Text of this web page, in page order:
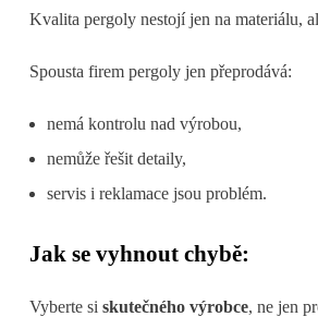
Kvalita pergoly nestojí jen na materiálu,
Spousta firem pergoly jen přeprodává:
nemá kontrolu nad výrobou,
nemůže řešit detaily,
servis i reklamace jsou problém.
Jak se vyhnout chybě:
Vyberte siskutečného výrobce, ne jen